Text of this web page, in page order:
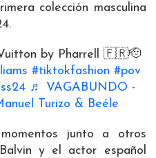
colección masculina
by Pharrell 🇫🇷🫡
#tiktokfashion #pov
♬ VAGABUNDO -
Turizo & Beéle
junto a otros
y el actor español